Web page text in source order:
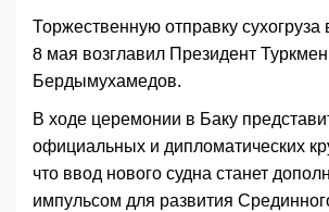
Торжественную отправку
8 мая возглавил Президент
Бердымухамедов.
В ходе церемонии в Баку
официальных и дипломатических
что ввод нового судна станет
импульсом для развития